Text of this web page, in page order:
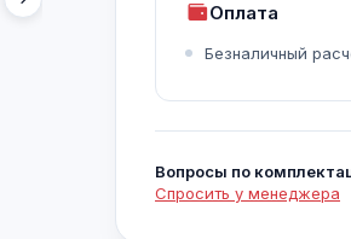
Оплата
Безналичный
Вопросы по
Спросить у менеджера